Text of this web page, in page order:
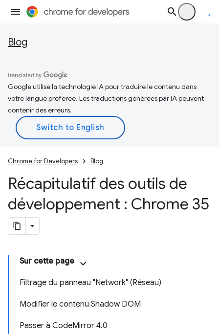
Blog
Google utilise la technologie IA pour traduire le contenu dans
votre langue préférée. Les traductions générées par IA peuvent
contenir des erreurs.
Chrome for Developers Blog
Récapitulatif des outils de
développement : Chrome 35
Sur cette page
Filtrage du panneau "Network" (Réseau)
Modifier le contenu Shadow DOM
Passer à CodeMirror 4.0